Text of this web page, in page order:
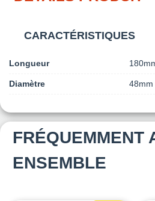
CARACTÉRISTIQUES
Longueur
Diamètre 48mm
FRÉQUEMMENT
ENSEMBLE